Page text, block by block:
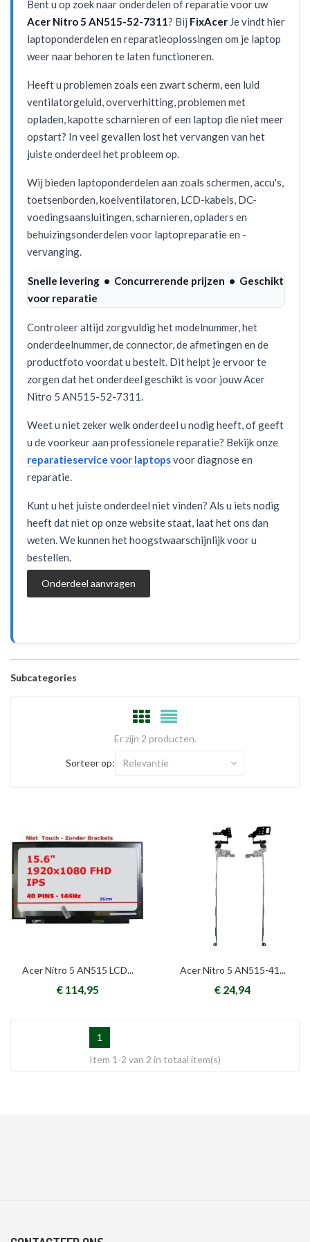
Bent u op zoek naar onderdelen of reparatie voor uw
Acer Nitro 5 AN515-52-7311? Bij FixAcer Je vindt hier
laptoponderdelen en reparatieoplossingen om je laptop
weer naar behoren te laten functioneren.
Heeft u problemen zoals een zwart scherm, een luid
ventilatorgeluid, oververhitting, problemen met
opladen, kapotte scharnieren of een laptop die niet meer
opstart? In veel gevallen lost het vervangen van het
juiste onderdeel het probleem op.
Wij bieden laptoponderdelen aan zoals schermen, accu's,
toetsenborden, koelventilatoren, LCD-kabels, DC-
voedingsaansluitingen, scharnieren, opladers en
behuizingsonderdelen voor laptopreparatie en -
vervanging.
Snelle levering • Concurrerende prijzen • Geschikt
voor reparatie
Controleer altijd zorgvuldig het modelnummer, het
onderdeelnummer, de connector, de afmetingen en de
productfoto voordat u bestelt. Dit helpt je ervoor te
zorgen dat het onderdeel geschikt is voor jouw Acer
Nitro 5 AN515-52-7311.
Weet u niet zeker welk onderdeel u nodig heeft, of geeft
u de voorkeur aan professionele reparatie? Bekijk onze
reparatieservice voor laptopsvoor diagnose en
reparatie.
Kunt u het juiste onderdeel niet vinden? Als u iets nodig
heeft dat niet op onze website staat, laat het ons dan
weten. We kunnen het hoogstwaarschijnlijk voor u
bestellen.
Onderdeel aanvragen
Subcategories
Er zijn 2 producten.
Sorteer op: Relevantie
Acer Nitro 5 AN515 LCD...
€ 114,95
Acer Nitro 5 AN515-41...
€ 24,94
1
Item 1-2 van 2 in totaal item(s)